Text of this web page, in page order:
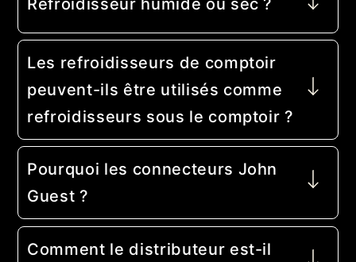
Refroidisseur humide ou sec ?
Les refroidisseurs de comptoir
peuvent-ils être utilisés comme
refroidisseurs sous le comptoir ?
Pourquoi les connecteurs John
Guest ?
Comment le distributeur est-il